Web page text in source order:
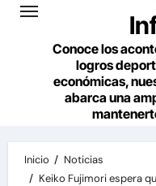
Conoce los
logros
económicas,
abarca una
Inicio
Noticias
Keiko Fujimori espera